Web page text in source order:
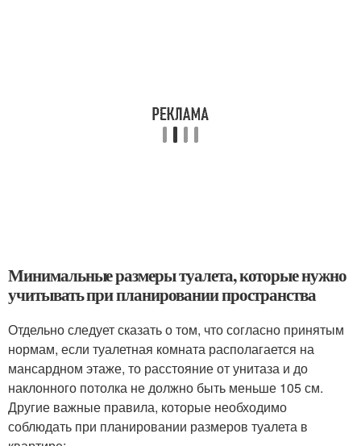
Минимальные размеры туалета, которые нужно
учитывать при планировании пространства
Отдельно следует сказать о том, что согласно принятым
нормам, если туалетная комната располагается на
мансардном этаже, то расстояние от унитаза и до
наклонного потолка не должно быть меньше 105 см.
Другие важные правила, которые необходимо
соблюдать при планировании размеров туалета в